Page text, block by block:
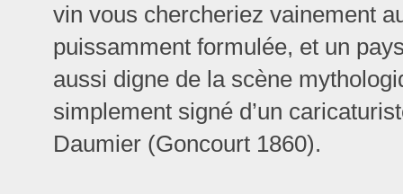
vin vous chercheriez vainement
puissamment formulée, et un
aussi digne de la scène
simplement signé d’un
Daumier (Goncourt 1860).